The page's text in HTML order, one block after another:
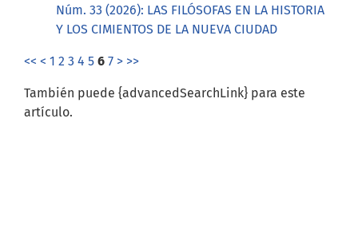
Núm. 33 (2026): LAS FILÓSOFAS EN LA HISTORIA
Y LOS CIMIENTOS DE LA NUEVA CIUDAD
<< < 1 2 3 4 5 6 7 > >>
También puede {advancedSearchLink} para este
artículo.